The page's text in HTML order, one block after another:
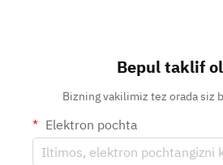
Bepul taklif
Bizning vakilimiz tez orada siz
Elektron pochta